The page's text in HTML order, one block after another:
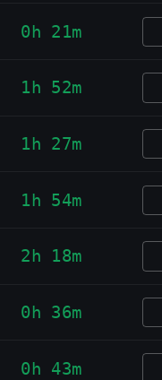
0h 21m
1h 52m
1h 27m
1h 54m
2h 18m
0h 36m
0h 43m